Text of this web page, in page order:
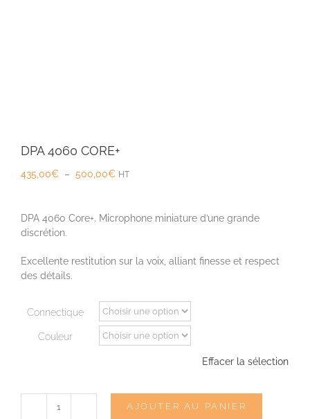
DPA 4060 CORE+
435,00€ – 500,00€Plage
435,00€
HT
DPA 4060 Core+. Microphone miniature d’une grande
discrétion.
Excellente restitution sur la voix, alliant finesse et respect
des détails.
Connectique
Couleur
Effacer la sélection
quantité
AJOUTER AU PANIER